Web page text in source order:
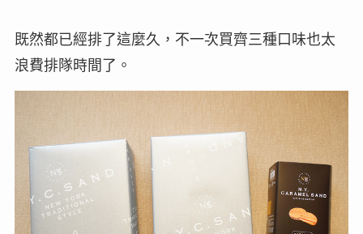
既然都已經排了這麼久，不一次買齊三種口味也太
浪費排隊時間了。